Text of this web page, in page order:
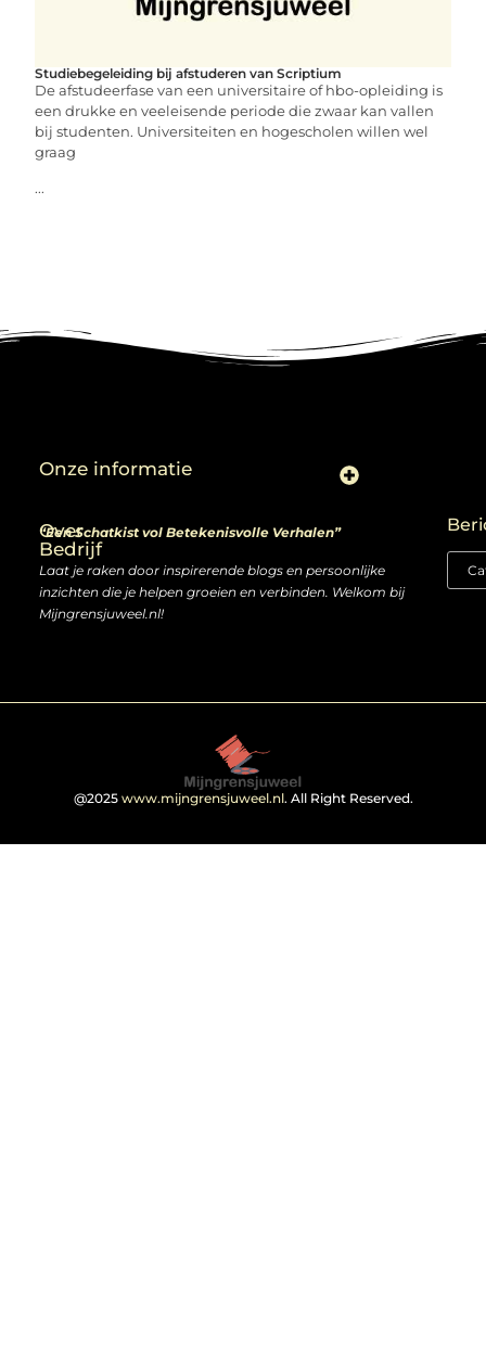
Studiebegeleiding bij afstuderen van Scriptium
De afstudeerfase van een universitaire of hbo-opleiding is
een drukke en veeleisende periode die zwaar kan vallen
bij studenten. Universiteiten en hogescholen willen wel
graag
...
Over
Bedrijf
“Een Schatkist vol Betekenisvolle Verhalen”
Laat je raken door inspirerende blogs en persoonlijke
inzichten die je helpen groeien en verbinden. Welkom bij
Mijngrensjuweel.nl!
Onze informatie
@2025 www.mijngrensjuweel.nl. All Right Reserved.